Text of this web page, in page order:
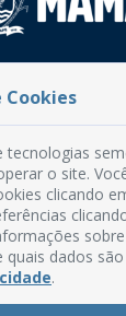
-
à Sexta, das
do Site
frequentes
de Navegação
Cookies
tecnologias
o site.
clicando
dados
.